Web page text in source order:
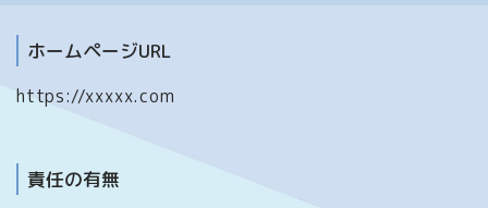
ホームページURL
https://xxxxx.com
責任の有無